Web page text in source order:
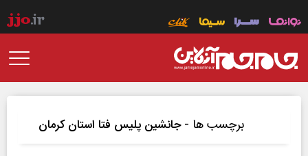
برچسب ها -جانشین پلیس فتا استان کرمان